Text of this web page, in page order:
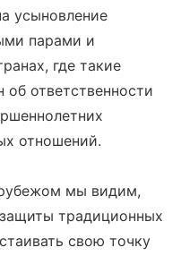
усыновление
парами и
где такие
об ответственности
отношений.
мы видим,
традиционных
свою точку